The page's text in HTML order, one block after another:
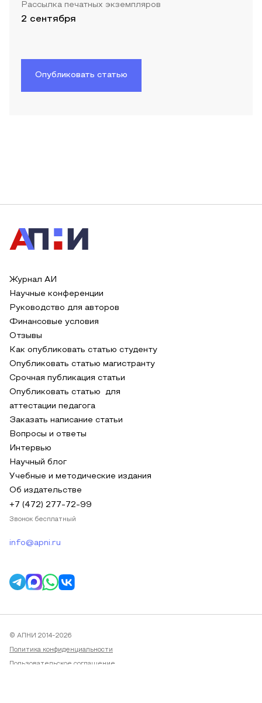
Рассылка печатных экземпляров
2 сентября
Опубликовать статью
Журнал АИ
Научные конференции
Руководство для авторов
Финансовые условия
Отзывы
Как опубликовать статью студенту
Опубликовать статью магистранту
Срочная публикация статьи
Опубликовать статью для
аттестации педагога
Заказать написание статьи
Вопросы и ответы
Интервью
Научный блог
Учебные и методические издания
Об издательстве
+7 (472) 277-72-99
Звонок бесплатный
info@apni.ru
© АПНИ 2014-2026
Политика конфиденциальности
Пользовательское соглашение